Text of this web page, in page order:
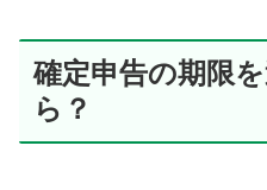
確定申告の期限
ら？